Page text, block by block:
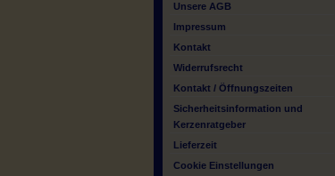
Unsere AGB
Impressum
Kontakt
Widerrufsrecht
Kontakt / Öffnungszeiten
Sicherheitsinformation und
Kerzenratgeber
Lieferzeit
Cookie Einstellungen